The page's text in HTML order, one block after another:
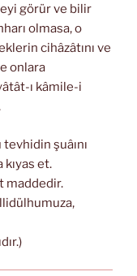
görür ve bilir
olmasa, o
cihâzâtını ve
onlara
ı kâmile-i
şuâını
kıyas et.
maddedir.